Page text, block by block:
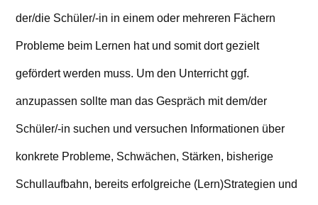
der/die Schüler/-in in einem oder mehreren Fächern
Probleme beim Lernen hat und somit dort gezielt
gefördert werden muss. Um den Unterricht ggf.
anzupassen sollte man das Gespräch mit dem/der
Schüler/-in suchen und versuchen Informationen über
konkrete Probleme, Schwächen, Stärken, bisherige
Schullaufbahn, bereits erfolgreiche (Lern)Strategien und